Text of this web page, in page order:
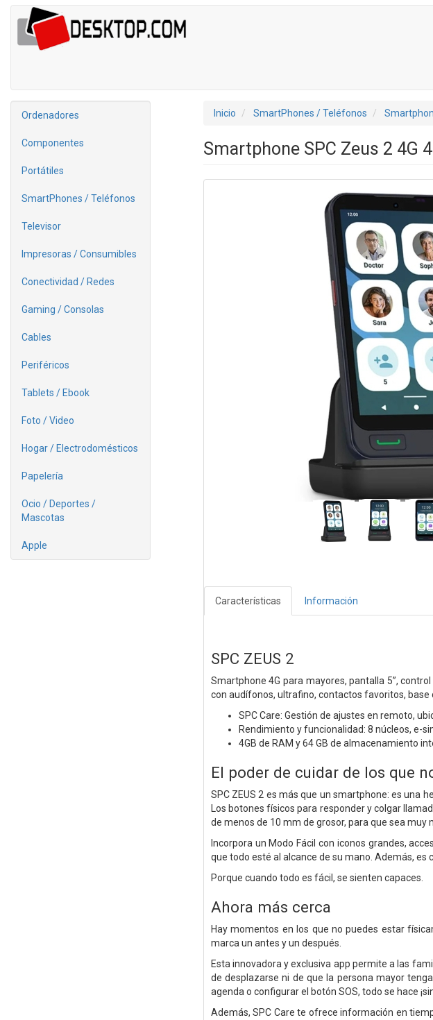
Ordenadores
Componentes
Portátiles
SmartPhones / Teléfonos
Televisor
Impresoras / Consumibles
Conectividad / Redes
Gaming / Consolas
Cables
Periféricos
Tablets / Ebook
Foto / Video
Hogar / Electrodomésticos
Papelería
Ocio / Deportes /
Mascotas
Apple
Inicio SmartPhones / Teléfonos
Smartphone SPC Zeus 2 4G
Características Información
SPC ZEUS 2
Smartphone 4G para mayores, pantalla 5”,
con audífonos, ultrafino, contactos favoritos, base
SPC Care: Gestión de ajustes en remoto,
Rendimiento y funcionalidad: 8 núcleos, e-
4GB de RAM y 64 GB de almacenamiento
El poder de cuidar de los que
SPC ZEUS 2 es más que un smartphone: es una
Los botones físicos para responder y colgar
de menos de 10 mm de grosor, para que sea muy
Incorpora un Modo Fácil con iconos grandes,
que todo esté al alcance de su mano. Además, es
Porque cuando todo es fácil, se sienten capaces.
Ahora más cerca
Hay momentos en los que no puedes estar
marca un antes y un después.
Esta innovadora y exclusiva app permite a las
de desplazarse ni de que la persona mayor
agenda o configurar el botón SOS, todo se hace
Además, SPC Care te ofrece información en